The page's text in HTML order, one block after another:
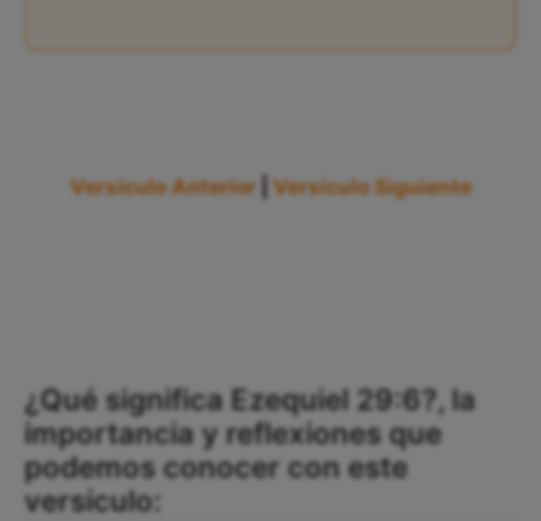
Versículo Anterior Versículo Siguiente
¿Qué significa Ezequiel 29:6?, la
importancia y reflexiones que
podemos conocer con este
versículo: